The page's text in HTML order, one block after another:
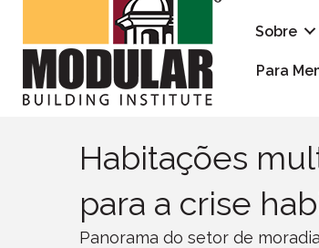
Sobre
Para
Habitações
para a crise
Panorama do setor de